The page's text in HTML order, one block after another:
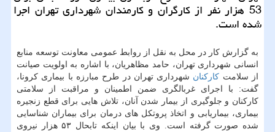
53 هزار نفر از كارگران و كارمندان شهرداری تهران اجرا
شده است.
به گزارش كار در محل به نقل از روابط عمومی معاونت توسعه منابع
انسانی شهرداری تهران، حامد مظاهریان، با اشاره به اولویت صیانت
از سلامت كاركنان شهرداری تهران در طرح مبارزه با بیماری كرونا،
گفت: با اجرای غربالگری ضمن اطمینان و مراقبت از سلامتی
كاركنان و جلوگیری از بیمار شدن آنان، تلاش هایی برای قطع زنجیره
بیماری، بیماریابی و اتخاذ پروتكل های درمان برای بیماران شناسایی
شده صورت گرفته است. وی با بیان اینكه تابحال ۵۳ هزار نیروی